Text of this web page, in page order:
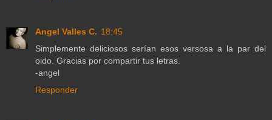
Angel Valles C. 18:45
Simplemente deliciosos serían esos versosa a la par del
oido. Gracias por compartir tus letras.
-angel
Responder